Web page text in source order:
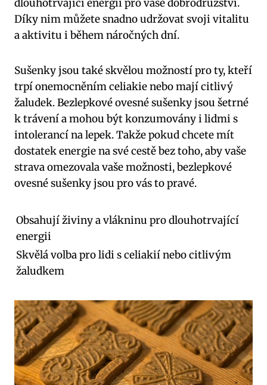
dlouhotrvající energii pro vaše dobrodružství.
Díky nim můžete snadno udržovat svoji vitalitu
a aktivitu i během náročných dní.
Sušenky jsou také skvělou možností pro ty, kteří
trpí onemocněním celiakie nebo mají citlivý
žaludek. Bezlepkové ovesné sušenky jsou šetrné
k trávení a mohou být konzumovány i lidmi s
intolerancí na lepek. Takže pokud chcete mít
dostatek energie na své cestě bez toho, aby vaše
strava omezovala vaše možnosti, bezlepkové
ovesné sušenky jsou pro vás to pravé.
Obsahují živiny a vlákninu pro dlouhotrvající
energii
Skvělá volba pro lidi s celiakií nebo citlivým
žaludkem